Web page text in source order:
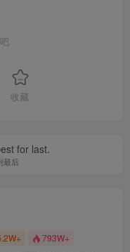
收藏
for last.
最后
793W+